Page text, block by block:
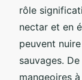
rôle
nectar et en
peuvent
sauvages.
mangeoires